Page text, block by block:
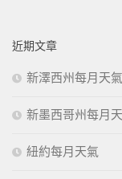
近期文章
新澤西州每月天氣
新墨西哥州每月
紐約每月天氣